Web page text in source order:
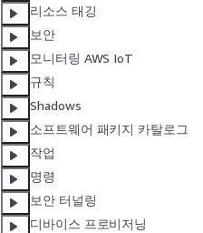
리소스 태깅
보안
모니터링 AWS IoT
규칙
Shadows
소프트웨어 패키지 카탈로그
작업
명령
보안 터널링
디바이스 프로비저닝